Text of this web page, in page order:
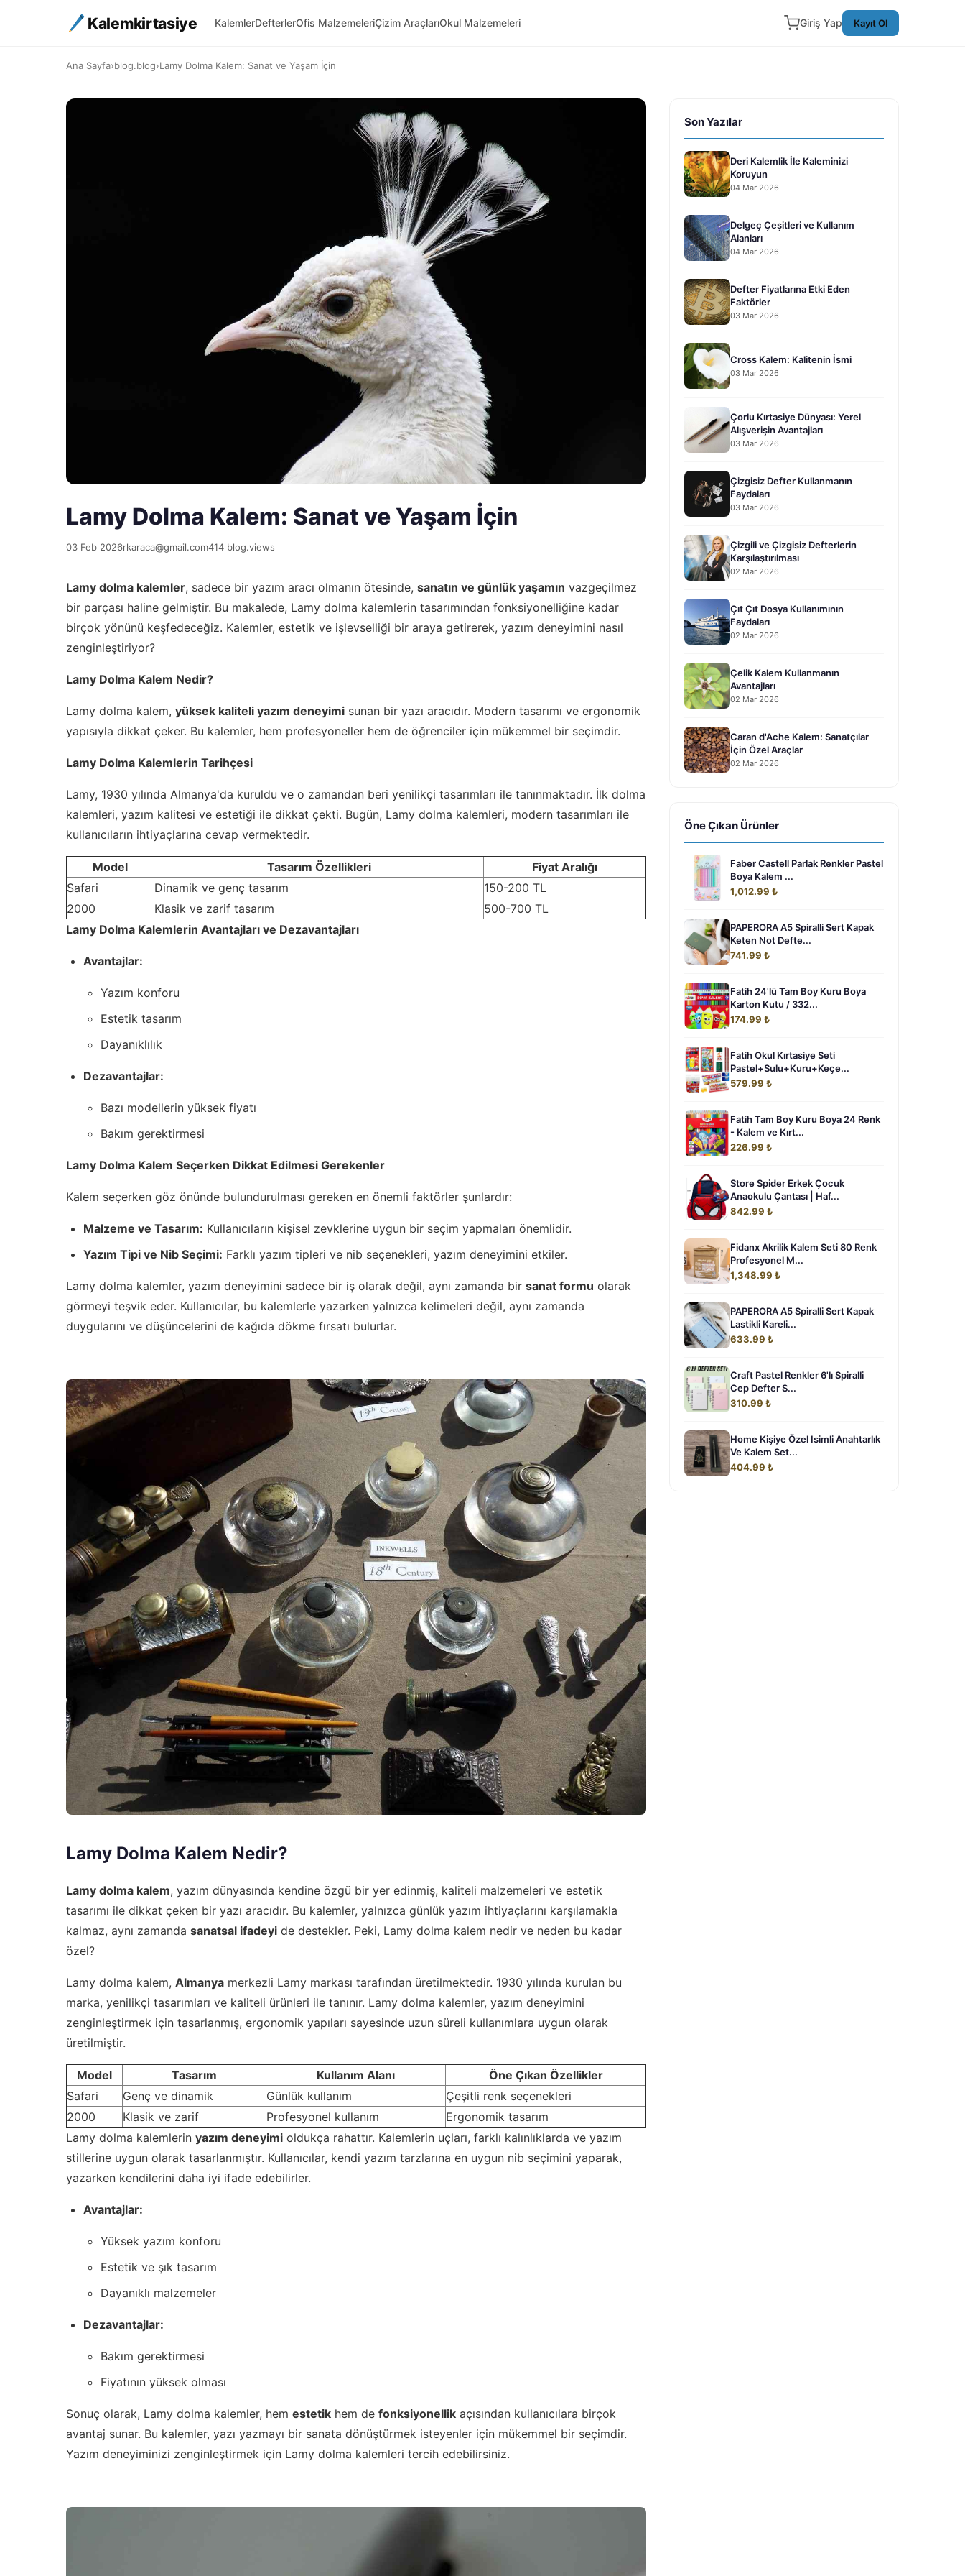
Kalemkirtasiye KalemlerDefterlerOfis MalzemeleriÇizim AraçlarıOkul Malzemeleri Giriş Yap Kayıt Ol
Ana Sayfa›blog.blog›Lamy Dolma Kalem: Sanat ve Yaşam İçin
Lamy Dolma Kalem: Sanat ve Yaşam İçin
03 Feb 2026rkaraca@gmail.com414 blog.views
Lamy dolma kalemler, sadece bir yazım aracı olmanın ötesinde, sanatın ve günlük yaşamın vazgeçilmez
bir parçası haline gelmiştir. Bu makalede, Lamy dolma kalemlerin tasarımından fonksiyonelliğine kadar
birçok yönünü keşfedeceğiz. Kalemler, estetik ve işlevselliği bir araya getirerek, yazım deneyimini nasıl
zenginleştiriyor?
Lamy Dolma Kalem Nedir?
Lamy dolma kalem, yüksek kaliteli yazım deneyimi sunan bir yazı aracıdır. Modern tasarımı ve ergonomik
yapısıyla dikkat çeker. Bu kalemler, hem profesyoneller hem de öğrenciler için mükemmel bir seçimdir.
Lamy Dolma Kalemlerin Tarihçesi
Lamy, 1930 yılında Almanya'da kuruldu ve o zamandan beri yenilikçi tasarımları ile tanınmaktadır. İlk dolma
kalemleri, yazım kalitesi ve estetiği ile dikkat çekti. Bugün, Lamy dolma kalemleri, modern tasarımları ile
kullanıcıların ihtiyaçlarına cevap vermektedir.
Model Tasarım Özellikleri
Fiyat Aralığı
Safari
Dinamik ve genç tasarım
150-200 TL
2000
Klasik ve zarif tasarım
500-700 TL
Lamy Dolma Kalemlerin Avantajları ve Dezavantajları
Avantajlar:
Yazım konforu
Estetik tasarım
Dayanıklılık
Dezavantajlar:
Bazı modellerin yüksek fiyatı
Bakım gerektirmesi
Lamy Dolma Kalem Seçerken Dikkat Edilmesi Gerekenler
Kalem seçerken göz önünde bulundurulması gereken en önemli faktörler şunlardır:
Malzeme ve Tasarım: Kullanıcıların kişisel zevklerine uygun bir seçim yapmaları önemlidir.
Yazım Tipi ve Nib Seçimi: Farklı yazım tipleri ve nib seçenekleri, yazım deneyimini etkiler.
Lamy dolma kalemler, yazım deneyimini sadece bir iş olarak değil, aynı zamanda bir sanat formu olarak
görmeyi teşvik eder. Kullanıcılar, bu kalemlerle yazarken yalnızca kelimeleri değil, aynı zamanda
duygularını ve düşüncelerini de kağıda dökme fırsatı bulurlar.
Lamy Dolma Kalem Nedir?
Lamy dolma kalem, yazım dünyasında kendine özgü bir yer edinmiş, kaliteli malzemeleri ve estetik
tasarımı ile dikkat çeken bir yazı aracıdır. Bu kalemler, yalnızca günlük yazım ihtiyaçlarını karşılamakla
kalmaz, aynı zamanda sanatsal ifadeyi de destekler. Peki, Lamy dolma kalem nedir ve neden bu kadar
özel?
Lamy dolma kalem, Almanya merkezli Lamy markası tarafından üretilmektedir. 1930 yılında kurulan bu
marka, yenilikçi tasarımları ve kaliteli ürünleri ile tanınır. Lamy dolma kalemler, yazım deneyimini
zenginleştirmek için tasarlanmış, ergonomik yapıları sayesinde uzun süreli kullanımlara uygun olarak
üretilmiştir.
Model Tasarım Kullanım Alanı
Öne Çıkan Özellikler
Safari
Genç ve dinamik Günlük kullanım
Çeşitli renk seçenekleri
2000
Klasik ve zarif Profesyonel kullanım
Ergonomik tasarım
Lamy dolma kalemlerin yazım deneyimi oldukça rahattır. Kalemlerin uçları, farklı kalınlıklarda ve yazım
stillerine uygun olarak tasarlanmıştır. Kullanıcılar, kendi yazım tarzlarına en uygun nib seçimini yaparak,
yazarken kendilerini daha iyi ifade edebilirler.
Avantajlar:
Yüksek yazım konforu
Estetik ve şık tasarım
Dayanıklı malzemeler
Dezavantajlar:
Bakım gerektirmesi
Fiyatının yüksek olması
Sonuç olarak, Lamy dolma kalemler, hem estetik hem de fonksiyonellik açısından kullanıcılara birçok
avantaj sunar. Bu kalemler, yazı yazmayı bir sanata dönüştürmek isteyenler için mükemmel bir seçimdir.
Yazım deneyiminizi zenginleştirmek için Lamy dolma kalemleri tercih edebilirsiniz.
Son Yazılar
Deri Kalemlik İle Kaleminizi
Koruyun
04 Mar 2026
Delgeç Çeşitleri ve Kullanım
Alanları
04 Mar 2026
Defter Fiyatlarına Etki Eden
Faktörler
03 Mar 2026
Cross Kalem: Kalitenin İsmi
03 Mar 2026
Çorlu Kırtasiye Dünyası: Yerel
Alışverişin Avantajları
03 Mar 2026
Çizgisiz Defter Kullanmanın
Faydaları
03 Mar 2026
Çizgili ve Çizgisiz Defterlerin
Karşılaştırılması
02 Mar 2026
Çıt Çıt Dosya Kullanımının
Faydaları
02 Mar 2026
Çelik Kalem Kullanmanın
Avantajları
02 Mar 2026
Caran d'Ache Kalem: Sanatçılar
İçin Özel Araçlar
02 Mar 2026
Öne Çıkan Ürünler
Faber Castell Parlak Renkler Pastel
Boya Kalem ...
1,012.99 ₺
PAPERORA A5 Spiralli Sert Kapak
Keten Not Defte...
741.99 ₺
Fatih 24'lü Tam Boy Kuru Boya
Karton Kutu / 332...
174.99 ₺
Fatih Okul Kırtasiye Seti
Pastel+Sulu+Kuru+Keçe...
579.99 ₺
Fatih Tam Boy Kuru Boya 24 Renk
- Kalem ve Kırt...
226.99 ₺
Store Spider Erkek Çocuk
Anaokulu Çantası | Haf...
842.99 ₺
Fidanx Akrilik Kalem Seti 80 Renk
Profesyonel M...
1,348.99 ₺
PAPERORA A5 Spiralli Sert Kapak
Lastikli Kareli...
633.99 ₺
Craft Pastel Renkler 6'lı Spiralli
Cep Defter S...
310.99 ₺
Home Kişiye Özel Isimli Anahtarlık
Ve Kalem Set...
404.99 ₺